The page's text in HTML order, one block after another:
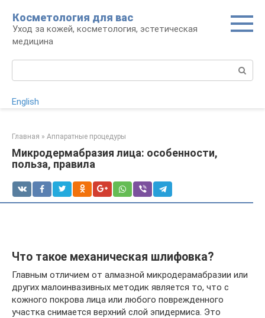
контенту
Косметология для вас
Уход за кожей, косметология, эстетическая
медицина
English
Главная » Аппаратные процедуры
Микродермабразия лица: особенности,
польза, правила
Что такое механическая шлифовка?
Главным отличием от алмазной микродерамабразии или
других малоинвазивных методик является то, что с
кожного покрова лица или любого поврежденного
участка снимается верхний слой эпидермиса. Это